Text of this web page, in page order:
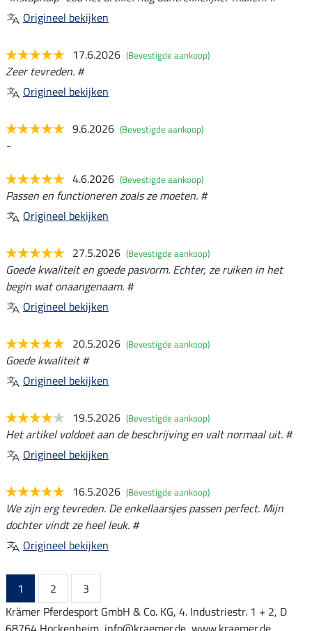
Origineel bekijken
17.6.2026 (Bevestigde aankoop)
Zeer tevreden. #
Origineel bekijken
9.6.2026 (Bevestigde aankoop)
-
4.6.2026 (Bevestigde aankoop)
Passen en functioneren zoals ze moeten. #
Origineel bekijken
27.5.2026 (Bevestigde aankoop)
Goede kwaliteit en goede pasvorm. Echter, ze ruiken in het
begin wat onaangenaam. #
Origineel bekijken
20.5.2026 (Bevestigde aankoop)
Goede kwaliteit #
Origineel bekijken
19.5.2026 (Bevestigde aankoop)
Het artikel voldoet aan de beschrijving en valt normaal uit. #
Origineel bekijken
16.5.2026 (Bevestigde aankoop)
We zijn erg tevreden. De enkellaarsjes passen perfect. Mijn
dochter vindt ze heel leuk. #
Origineel bekijken
1 2
3
Krämer Pferdesport GmbH & Co. KG, 4. Industriestr. 1 + 2, D